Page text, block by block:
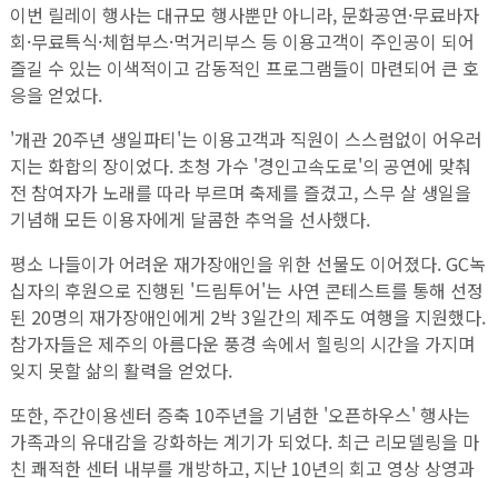
이번 릴레이 행사는 대규모 행사뿐만 아니라, 문화공연·무료바자
회·무료특식·체험부스·먹거리부스 등 이용고객이 주인공이 되어
즐길 수 있는 이색적이고 감동적인 프로그램들이 마련되어 큰 호
응을 얻었다.
'개관 20주년 생일파티'는 이용고객과 직원이 스스럼없이 어우러
지는 화합의 장이었다. 초청 가수 '경인고속도로'의 공연에 맞춰
전 참여자가 노래를 따라 부르며 축제를 즐겼고, 스무 살 생일을
기념해 모든 이용자에게 달콤한 추억을 선사했다.
평소 나들이가 어려운 재가장애인을 위한 선물도 이어졌다. GC녹
십자의 후원으로 진행된 '드림투어'는 사연 콘테스트를 통해 선정
된 20명의 재가장애인에게 2박 3일간의 제주도 여행을 지원했다.
참가자들은 제주의 아름다운 풍경 속에서 힐링의 시간을 가지며
잊지 못할 삶의 활력을 얻었다.
또한, 주간이용센터 증축 10주년을 기념한 '오픈하우스' 행사는
가족과의 유대감을 강화하는 계기가 되었다. 최근 리모델링을 마
친 쾌적한 센터 내부를 개방하고, 지난 10년의 회고 영상 상영과